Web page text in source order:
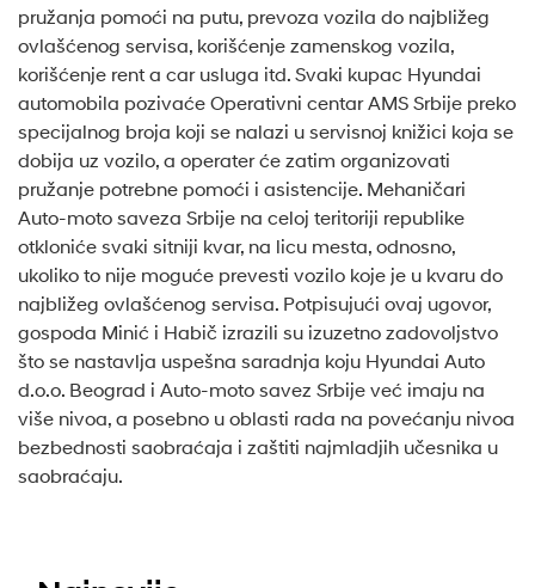
pružanja pomoći na putu, prevoza vozila do najbližeg
ovlašćenog servisa, korišćenje zamenskog vozila,
korišćenje rent a car usluga itd. Svaki kupac Hyundai
automobila pozivaće Operativni centar AMS Srbije preko
specijalnog broja koji se nalazi u servisnoj knižici koja se
dobija uz vozilo, a operater će zatim organizovati
pružanje potrebne pomoći i asistencije. Mehaničari
Auto-moto saveza Srbije na celoj teritoriji republike
otkloniće svaki sitniji kvar, na licu mesta, odnosno,
ukoliko to nije moguće prevesti vozilo koje je u kvaru do
najbližeg ovlašćenog servisa. Potpisujući ovaj ugovor,
gospoda Minić i Habič izrazili su izuzetno zadovoljstvo
što se nastavlja uspešna saradnja koju Hyundai Auto
d.o.o. Beograd i Auto-moto savez Srbije već imaju na
više nivoa, a posebno u oblasti rada na povećanju nivoa
bezbednosti saobraćaja i zaštiti najmladjih učesnika u
saobraćaju.